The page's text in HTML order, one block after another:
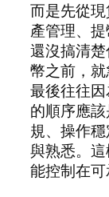
而是先從
產管理、
還沒搞清
幣之前，就
最後往往
的順序應
規、操作
與熟悉。
能控制在可